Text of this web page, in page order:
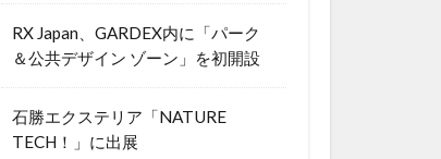
RX Japan、GARDEX内に「パーク
＆公共デザイン ゾーン」を初開設
石勝エクステリア「NATURE
TECH！」に出展